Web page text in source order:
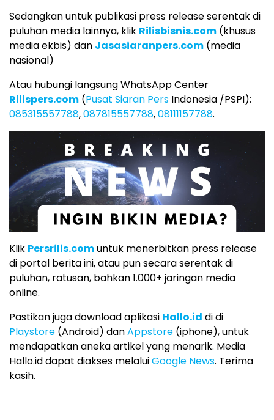
Sedangkan untuk publikasi press release serentak di
puluhan media lainnya, klik Rilisbisnis.com (khusus
media ekbis) dan Jasasiaranpers.com (media
nasional)
Atau hubungi langsung WhatsApp Center
Rilispers.com (Pusat Siaran Pers Indonesia /PSPI):
085315557788,087815557788,08111157788.
Klik Persrilis.comuntuk menerbitkan press release
di portal berita ini, atau pun secara serentak di
puluhan, ratusan, bahkan 1.000+ jaringan media
online.
Pastikan juga download aplikasi Hallo.id di di
Playstore (Android) danAppstore (iphone), untuk
mendapatkan aneka artikel yang menarik. Media
Hallo.id dapat diakses melaluiGoogle News. Terima
kasih.